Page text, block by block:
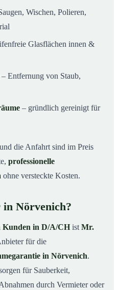
Wischen, Polieren,
Glasflächen innen &
– Entfernung von Staub,
– gründlich gereinigt für
die Anfahrt sind im Preis
professionelle
ohne versteckte Kosten.
Nörvenich?
Kunden in D/A/CHist Mr.
für die
in Nörvenich.
für Sauberkeit,
durch Vermieter oder